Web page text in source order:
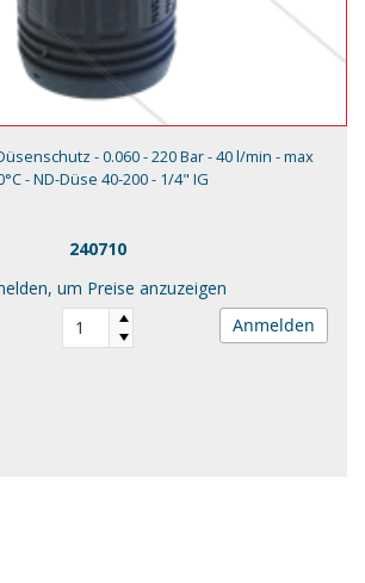
- 0.060 - 220 Bar - 40 l/min - max
- ND-Düse 40-200 - 1/4" IG
240710
um Preise anzuzeigen
Anmelden